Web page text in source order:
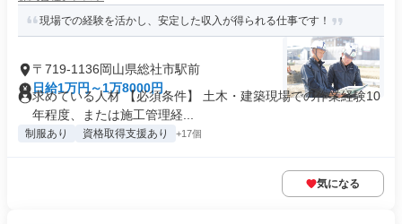
現場での経験を活かし、安定した収入が得られる仕事です！
〒719-1136岡山県総社市駅前
日給1万円～1万8000円
求めている人材 【必須条件】 土木・建築現場での作業経験10
年程度、または施工管理経...
制服あり 資格取得支援あり +17個
気になる